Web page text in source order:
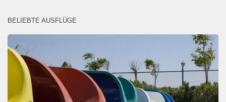
BELIEBTE AUSFLÜGE